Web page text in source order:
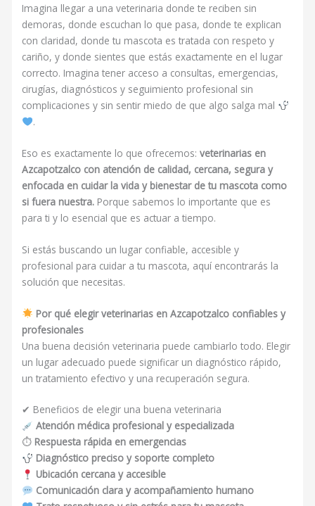
Imagina llegar a una veterinaria donde te reciben sin
demoras, donde escuchan lo que pasa, donde te explican
con claridad, donde tu mascota es tratada con respeto y
cariño, y donde sientes que estás exactamente en el lugar
correcto. Imagina tener acceso a consultas, emergencias,
cirugías, diagnósticos y seguimiento profesional sin
complicaciones y sin sentir miedo de que algo salga mal
.
Eso es exactamente lo que ofrecemos:veterinarias en
Azcapotzalco con atención de calidad, cercana, segura y
enfocada en cuidar la vida y bienestar de tu mascota como
si fuera nuestra. Porque sabemos lo importante que es
para ti y lo esencial que es actuar a tiempo.
Si estás buscando un lugar confiable, accesible y
profesional para cuidar a tu mascota, aquí encontrarás la
solución que necesitas.
Por qué elegir veterinarias en Azcapotzalco confiables y
profesionales
Una buena decisión veterinaria puede cambiarlo todo. Elegir
un lugar adecuado puede significar un diagnóstico rápido,
un tratamiento efectivo y una recuperación segura.
✔ Beneficios de elegir una buena veterinaria
Atención médica profesional y especializada
⏱ Respuesta rápida en emergencias
Diagnóstico preciso y soporte completo
Ubicación cercana y accesible
Comunicación clara y acompañamiento humano